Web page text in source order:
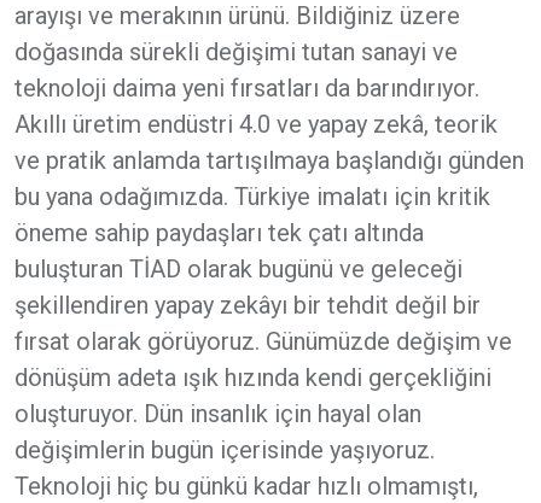
arayışı ve merakının ürünü. Bildiğiniz üzere
doğasında sürekli değişimi tutan sanayi ve
teknoloji daima yeni fırsatları da barındırıyor.
Akıllı üretim endüstri 4.0 ve yapay zekâ, teorik
ve pratik anlamda tartışılmaya başlandığı günden
bu yana odağımızda. Türkiye imalatı için kritik
öneme sahip paydaşları tek çatı altında
buluşturan TİAD olarak bugünü ve geleceği
şekillendiren yapay zekâyı bir tehdit değil bir
fırsat olarak görüyoruz. Günümüzde değişim ve
dönüşüm adeta ışık hızında kendi gerçekliğini
oluşturuyor. Dün insanlık için hayal olan
değişimlerin bugün içerisinde yaşıyoruz.
Teknoloji hiç bu günkü kadar hızlı olmamıştı,